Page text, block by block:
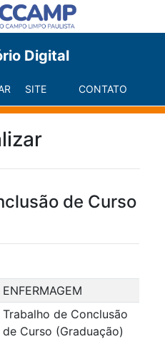
Digital
SITE CONTATO
de Curso
ENFERMAGEM
Trabalho de Conclusão
de Curso (Graduação)